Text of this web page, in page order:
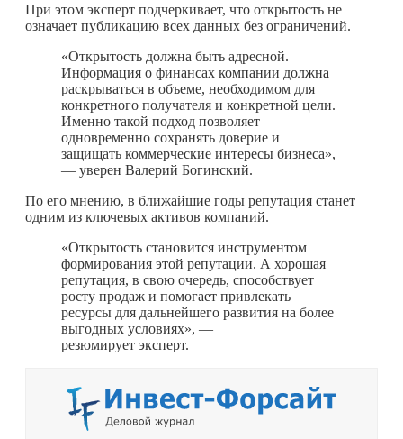
При этом эксперт подчеркивает, что открытость не
означает публикацию всех данных без ограничений.
«Открытость должна быть адресной.
Информация о финансах компании должна
раскрываться в объеме, необходимом для
конкретного получателя и конкретной цели.
Именно такой подход позволяет
одновременно сохранять доверие и
защищать коммерческие интересы бизнеса»,
— уверен Валерий Богинский.
По его мнению, в ближайшие годы репутация станет
одним из ключевых активов компаний.
«Открытость становится инструментом
формирования этой репутации. А хорошая
репутация, в свою очередь, способствует
росту продаж и помогает привлекать
ресурсы для дальнейшего развития на более
выгодных условиях», —
резюмирует эксперт.